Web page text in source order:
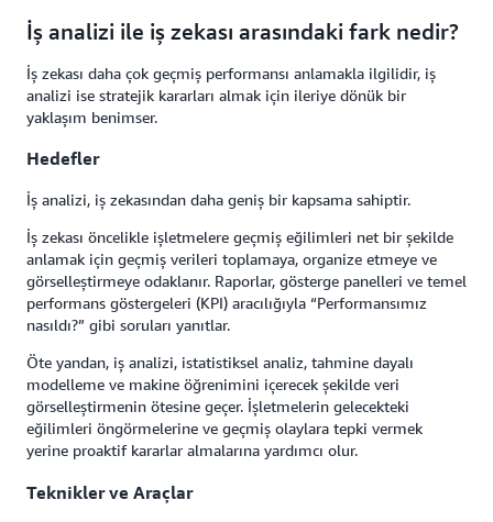
İş analizi ile iş zekası arasındaki fark nedir?
İş zekası daha çok geçmiş performansı anlamakla ilgilidir, iş
analizi ise stratejik kararları almak için ileriye dönük bir
yaklaşım benimser.
Hedefler
İş analizi, iş zekasından daha geniş bir kapsama sahiptir.
İş zekası öncelikle işletmelere geçmiş eğilimleri net bir şekilde
anlamak için geçmiş verileri toplamaya, organize etmeye ve
görselleştirmeye odaklanır. Raporlar, gösterge panelleri ve temel
performans göstergeleri (KPI) aracılığıyla “Performansımız
nasıldı?” gibi soruları yanıtlar.
Öte yandan, iş analizi, istatistiksel analiz, tahmine dayalı
modelleme ve makine öğrenimini içerecek şekilde veri
görselleştirmenin ötesine geçer. İşletmelerin gelecekteki
eğilimleri öngörmelerine ve geçmiş olaylara tepki vermek
yerine proaktif kararlar almalarına yardımcı olur.
Teknikler ve Araçlar